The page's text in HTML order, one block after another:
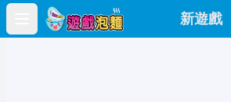
Open main menu
新遊戲